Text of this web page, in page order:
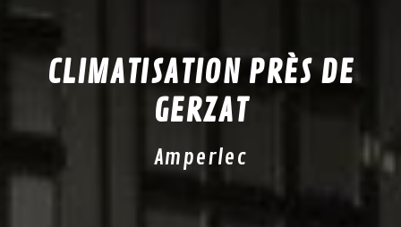
CLIMATISATION PRÈS DE
GERZAT
Amperlec